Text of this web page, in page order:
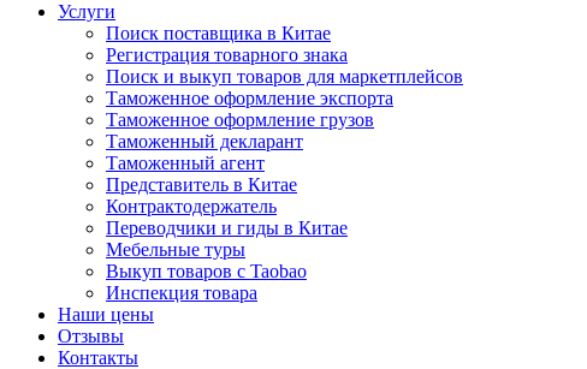
Услуги
Поиск поставщика в Китае
Регистрация товарного знака
Поиск и выкуп товаров для маркетплейсов
Таможенное оформление экспорта
Таможенное оформление грузов
Таможенный декларант
Таможенный агент
Представитель в Китае
Контрактодержатель
Переводчики и гиды в Китае
Мебельные туры
Выкуп товаров с Taobao
Инспекция товара
Наши цены
Отзывы
Контакты